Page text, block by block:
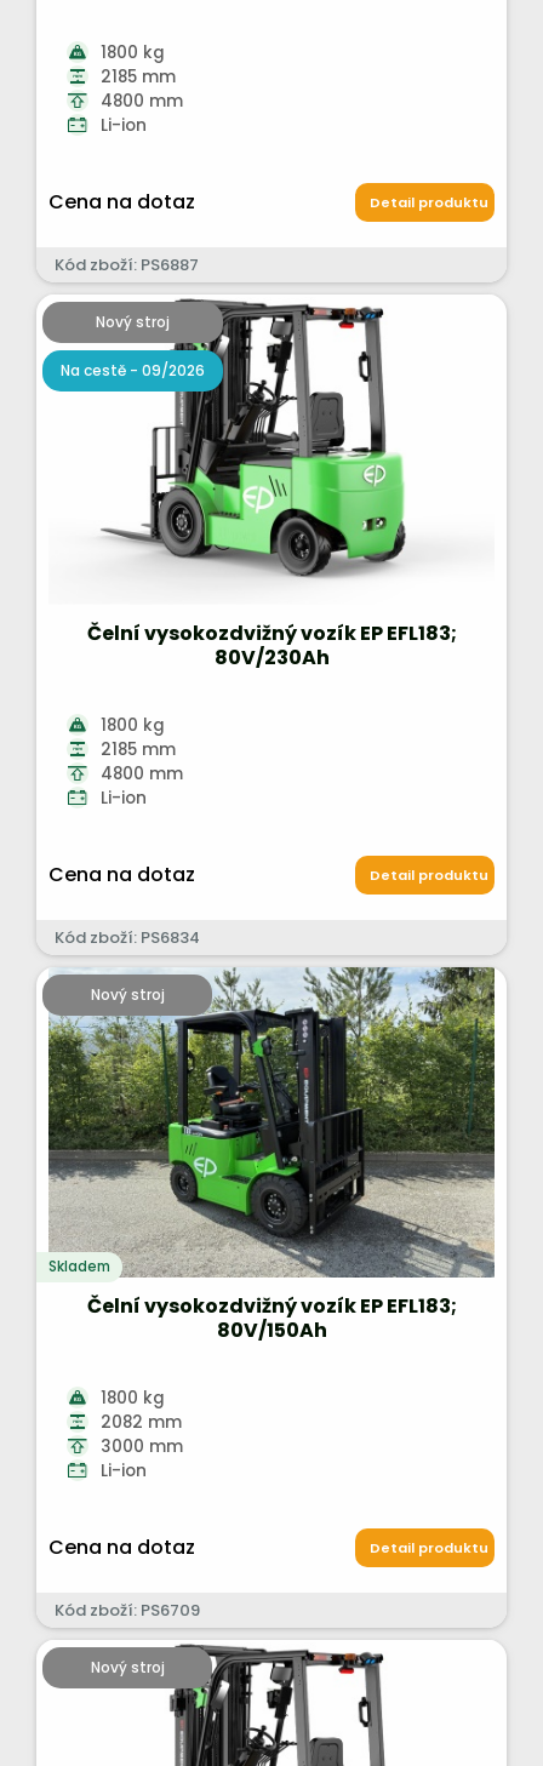
1800 kg
2185 mm
4800 mm
Li-ion
Cena na dotaz Detail produktu
Kód zboží: PS6887
Nový stroj
Na cestě - 09/2026
Čelní vysokozdvižný vozík EP EFL183;
80V/230Ah
1800 kg
2185 mm
4800 mm
Li-ion
Cena na dotaz Detail produktu
Kód zboží: PS6834
Nový stroj
Skladem
Čelní vysokozdvižný vozík EP EFL183;
80V/150Ah
1800 kg
2082 mm
3000 mm
Li-ion
Cena na dotaz Detail produktu
Kód zboží: PS6709
Nový stroj